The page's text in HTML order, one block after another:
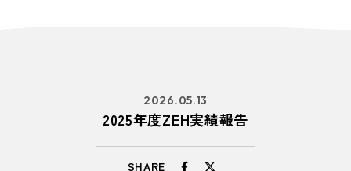
2026.05.13
2025年度ZEH実績報告
SHARE